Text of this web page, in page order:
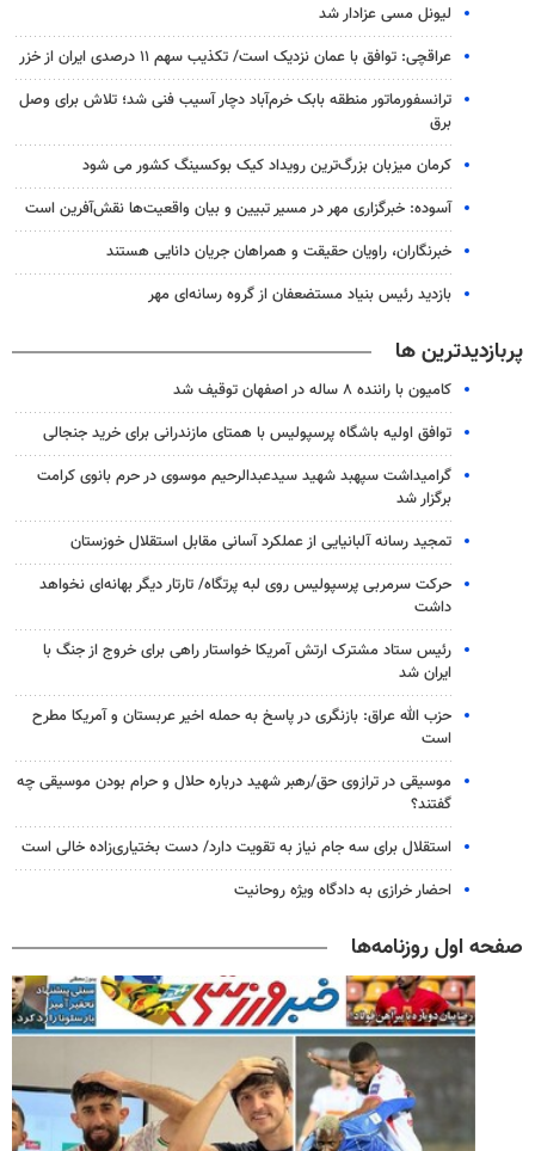
لیونل مسی عزادار شد
عراقچی: توافق با عمان نزدیک است/ تکذیب سهم ۱۱ درصدی ایران از خزر
ترانسفورماتور منطقه بابک خرم‌آباد دچار آسیب فنی شد؛ تلاش برای وصل
برق
کرمان میزبان بزرگ‌ترین رویداد کیک‌ بوکسینگ کشور می شود
آسوده: خبرگزاری مهر در مسیر تبیین و بیان واقعیت‌ها نقش‌آفرین است
خبرنگاران، راویان حقیقت و همراهان جریان دانایی هستند
بازدید رئیس بنیاد مستضعفان از گروه رسانه‌ای مهر
پربازدیدترین ها
کامیون با راننده ۸ ساله در اصفهان توقیف شد
توافق اولیه باشگاه پرسپولیس با همتای مازندرانی برای خرید جنجالی
گرامیداشت سپهبد شهید سیدعبدالرحیم موسوی در حرم بانوی کرامت
برگزار شد
تمجید رسانه آلبانیایی از عملکرد آسانی مقابل استقلال خوزستان
حرکت سرمربی پرسپولیس روی لبه پرتگاه/ تارتار دیگر بهانه‌ای نخواهد
داشت
رئیس ستاد مشترک ارتش آمریکا خواستار راهی برای خروج از جنگ با
ایران شد
حزب الله عراق: بازنگری در پاسخ به حمله اخیر عربستان و آمریکا مطرح
است
موسیقی در ترازوی حق/رهبر شهید درباره حلال و حرام بودن موسیقی چه
گفتند؟
استقلال برای سه جام نیاز به تقویت دارد/ دست بختیاری‌زاده خالی است
احضار خرازی به دادگاه ویژه روحانیت
صفحه اول روزنامه‌ها